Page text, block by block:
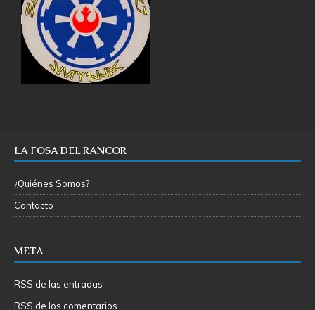
LA FOSA DEL RANCOR
¿Quiénes Somos?
Contacto
META
RSS de las entradas
RSS de los comentarios